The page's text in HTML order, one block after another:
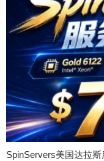
SpinServers美国达拉斯